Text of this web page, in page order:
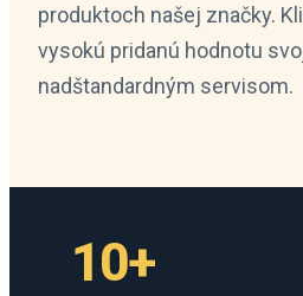
produktoch našej značky.
vysokú pridanú hodnotu
nadštandardným servisom.
10+